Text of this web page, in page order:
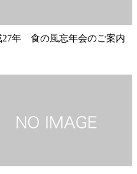
27年 食の風忘年会のご案内